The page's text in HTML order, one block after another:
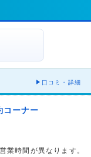
口コミ・詳細
コーナー
時間が異なります。